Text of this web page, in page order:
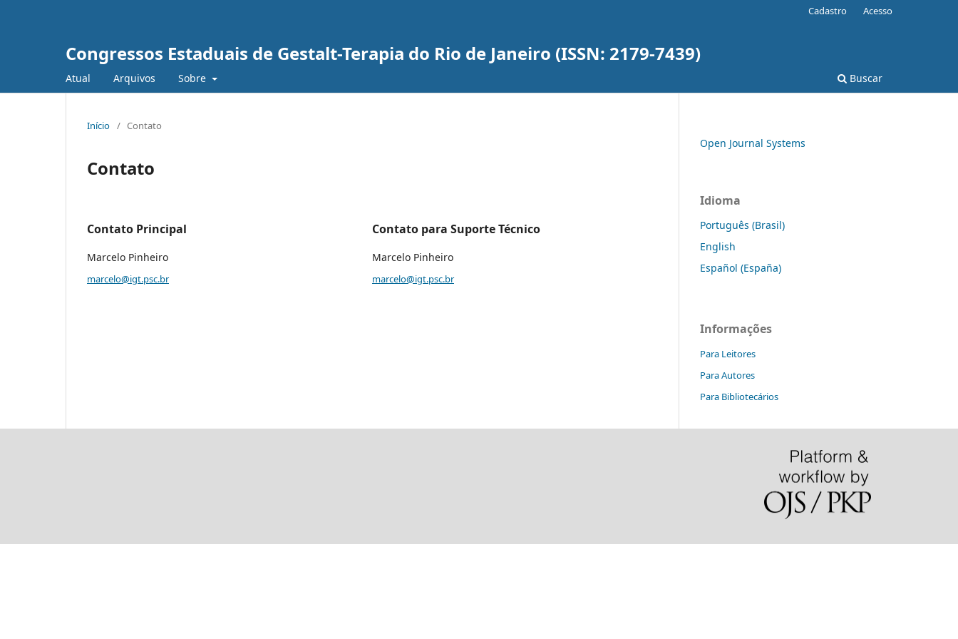
Congressos Estaduais de Gestalt-Terapia do Rio de Janeiro (ISSN: 2179-7439)
Atual Arquivos Sobre Buscar
Cadastro Acesso
Início / Contato
Contato
Contato Principal
Marcelo Pinheiro
marcelo@igt.psc.br
Contato para Suporte Técnico
Marcelo Pinheiro
marcelo@igt.psc.br
Open Journal Systems
Idioma
Português (Brasil)
English
Español (España)
Informações
Para Leitores
Para Autores
Para Bibliotecários